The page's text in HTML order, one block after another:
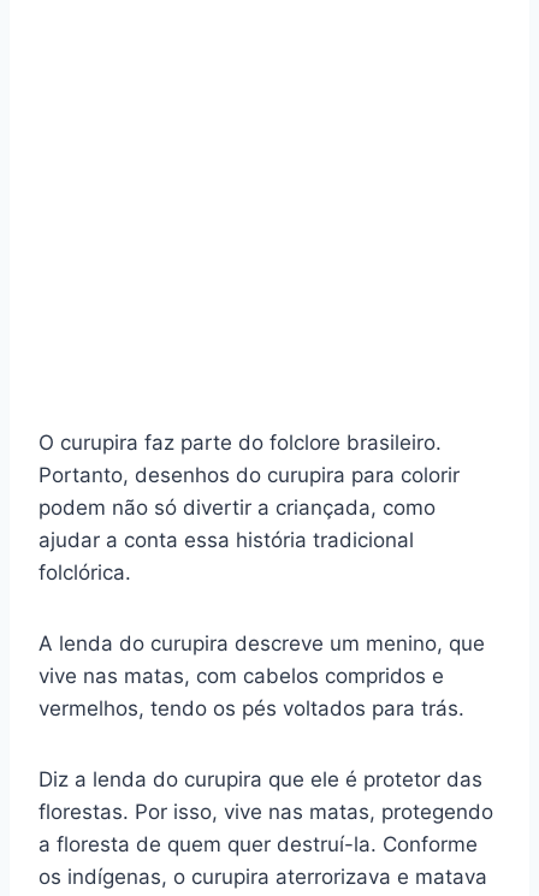
O curupira faz parte do folclore brasileiro.
Portanto, desenhos do curupira para colorir
podem não só divertir a criançada, como
ajudar a conta essa história tradicional
folclórica.
A lenda do curupira descreve um menino, que
vive nas matas, com cabelos compridos e
vermelhos, tendo os pés voltados para trás.
Diz a lenda do curupira que ele é protetor das
florestas. Por isso, vive nas matas, protegendo
a floresta de quem quer destruí-la. Conforme
os indígenas, o curupira aterrorizava e matava